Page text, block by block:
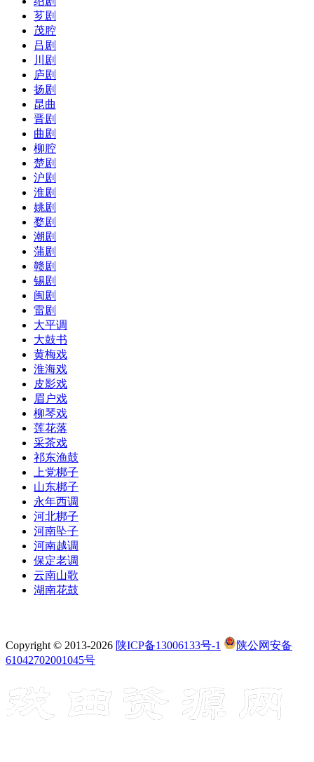
芗剧
茂腔
吕剧
川剧
庐剧
扬剧
昆曲
晋剧
曲剧
柳腔
楚剧
沪剧
淮剧
姚剧
婺剧
潮剧
蒲剧
赣剧
锡剧
闽剧
雷剧
大平调
大鼓书
黄梅戏
淮海戏
皮影戏
眉户戏
柳琴戏
莲花落
采茶戏
祁东渔鼓
上党梆子
山东梆子
永年西调
河北梆子
河南坠子
河南越调
保定老调
云南山歌
湖南花鼓
Copyright © 2013-2026 陕ICP备13006133号-1
陕公网安备
61042702001045号